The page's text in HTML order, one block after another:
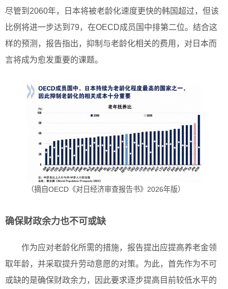
尽管到2060年，日本将被老龄化速度更快的韩国超过，但该
比例将进一步达到79，在OECD成员国中排第二位。结合这
样的预测，报告指出，抑制与老龄化相关的费用，对日本而
言将成为愈发重要的课题。
（摘自OECD《对日经济审查报告书》2026年版）
确保财政余力也不可或缺
作为应对老龄化所需的措施，报告提出应提高养老金领
取年龄，并采取提升劳动意愿的对策。为此，首先作为不可
或缺的是确保财政余力，因此要求逐步提高目前较低水平的